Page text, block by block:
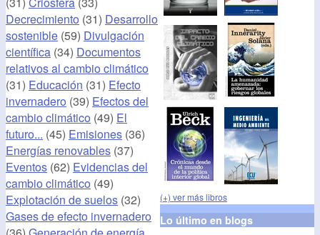
Decrecimiento (31) Desarrollo
sostenible (59) Divulgación
científica (34) Documentos
relativos al cambio climático
(31) Educación (31) Efecto
invernadero (39) Efectos del
cambio climático (49) El
futuro... (45) Emisiones (36)
Energías renovables (37)
Eventos (62) Evidencias del
cambio climático (49)
Explotación de suelos (32)
Gases de efecto invernadero
(+) ver más libros
Lo último en blogs